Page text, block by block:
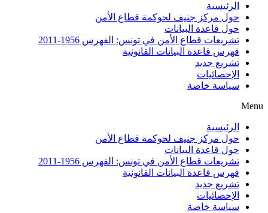
الرئيسية
حول مركز جنيف لحوكمة قطاع الأمن
حول قاعدة البيانات
تشريعات قطاع الأمن في تونس: الفهرس 1956-2011
فهرس قاعدة البيانات القانونية
تشريع جديد
الإحصائيات
سياسة خاصة
Menu
الرئيسية
حول مركز جنيف لحوكمة قطاع الأمن
حول قاعدة البيانات
تشريعات قطاع الأمن في تونس: الفهرس 1956-2011
فهرس قاعدة البيانات القانونية
تشريع جديد
الإحصائيات
سياسة خاصة